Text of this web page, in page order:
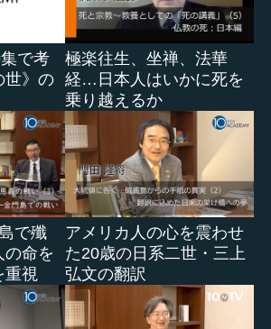
で考
世》の
極楽往生、坐禅、法華
経…日本人はいかに死を
乗り越えるか
で殲
命を
重視
アメリカ人の心を震わせ
た20歳の日系二世・三上
弘文の翻訳